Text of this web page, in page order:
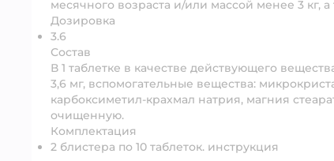
месячного возраста и/или массой менее 3
Дозировка
3.6
Состав
В 1 таблетке в качестве действующего
3,6 мг, вспомогательные вещества:
карбоксиметил-крахмал натрия, магния
очищенную.
Комплектация
2 блистера по 10 таблеток. инструкция